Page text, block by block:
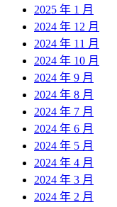
2025 年 1 月
2024 年 12 月
2024 年 11 月
2024 年 10 月
2024 年 9 月
2024 年 8 月
2024 年 7 月
2024 年 6 月
2024 年 5 月
2024 年 4 月
2024 年 3 月
2024 年 2 月